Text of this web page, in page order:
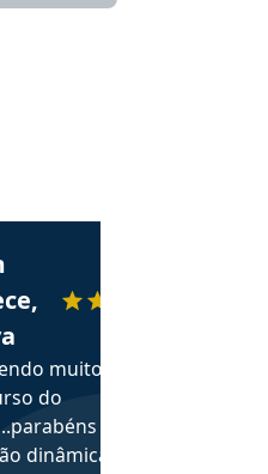
recomenda o Aprova
muito no
do
pelas
dinâmicas e